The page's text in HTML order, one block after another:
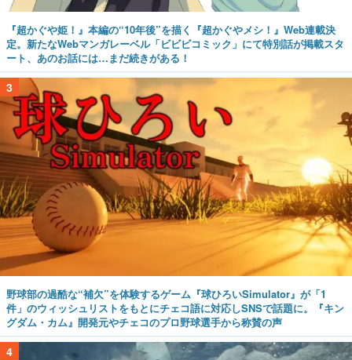
『超かぐや姫！』本編の“10年後”を描く『超かぐやメシ！』Web連載決
定。新たなWebマンガレーベル「ビビビコミック」にて特別話が掲載スタ
ート、あのお話には…まだ続きがある！
3
野球部の過酷な“補欠”を体験するゲーム『球ひろいSimulator』が「1
件」のウィッシュリストをもとにチェコ語に対応しSNSで話題に。『キン
グダム・カム』開発元やチェコのプロ野球選手から称賛の声
4